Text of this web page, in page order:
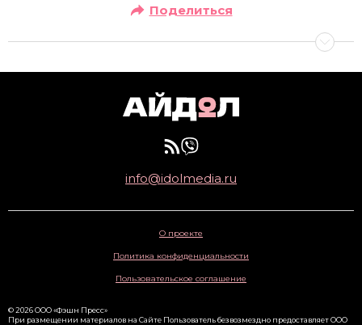
Поделиться
info@idolmedia.ru
О проекте
Политика конфиденциальности
Пользовательское соглашение
© 2026 ООО «Фэшн Пресс»
При размещении материалов на Сайте Пользователь безвозмездно предоставляет ООО